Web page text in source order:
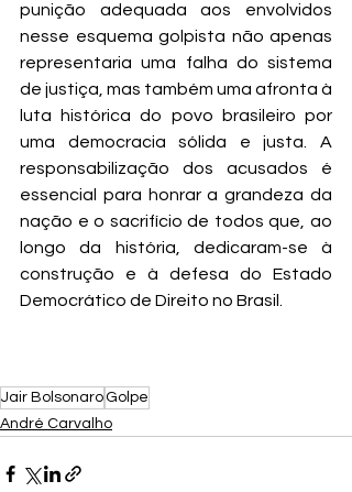
punição adequada aos envolvidos
nesse esquema golpista não apenas
representaria uma falha do sistema
de justiça, mas também uma afronta à
luta histórica do povo brasileiro por
uma democracia sólida e justa. A
responsabilização dos acusados é
essencial para honrar a grandeza da
nação e o sacrifício de todos que, ao
longo da história, dedicaram-se à
construção e à defesa do Estado
Democrático de Direito no Brasil.
Jair Bolsonaro Golpe
André Carvalho